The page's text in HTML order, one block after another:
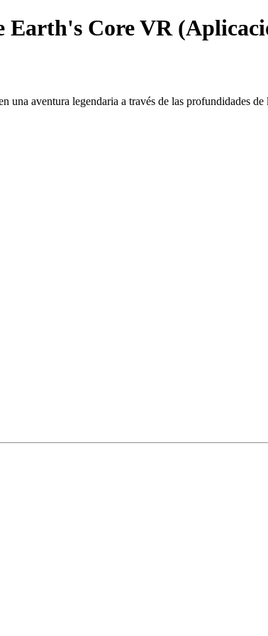
Earth's Core VR
aventura legendaria a través de las profundidades